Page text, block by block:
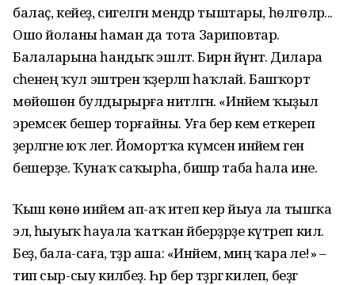
балаҫ, кейеҙ, сигелгән мендәр тыштары, һөлгөләр...
Ошо йоланы һаман да тота Зариповтар.
Балаларына һандыҡ эшләтә. Бирнә йүнәтә. Дилара
әсәһенең ҡул эштәрен ҡәҙерләп һаҡлай. Башҡорт
мөйөшөн булдырырға ниәтләгән. «Инәйем ҡыҙыл
эремсек бешерә торғайны. Уға бер кем еткереп
әҙерләгәне юҡ әлегә. Йомортҡа күмәсен инәйем генә
бешерҙе. Ҡунаҡ саҡырһа, бишәр таба һала ине.
Ҡыш көнө инәйем ап-аҡ итеп кер йыуа ла тышҡа
элә, һыуыҡ һауала ҡатҡан әйберҙәрҙе күтәреп килә.
Беҙ, бала-саға, тәҙрә аша: «Инәйем, миңә ҡара әле!» –
тип сыр-сыу киләбеҙ. Һәр бер тәҙрәгә килеп, беҙгә